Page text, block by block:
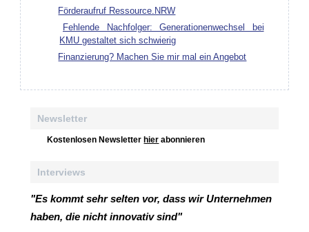
Förderaufruf Ressource.NRW
Fehlende Nachfolger: Generationenwechsel bei
KMU gestaltet sich schwierig
Finanzierung? Machen Sie mir mal ein Angebot
Newsletter
Kostenlosen Newsletterhier abonnieren
Interviews
"Es kommt sehr selten vor, dass wir Unternehmen
haben, die nicht innovativ sind"